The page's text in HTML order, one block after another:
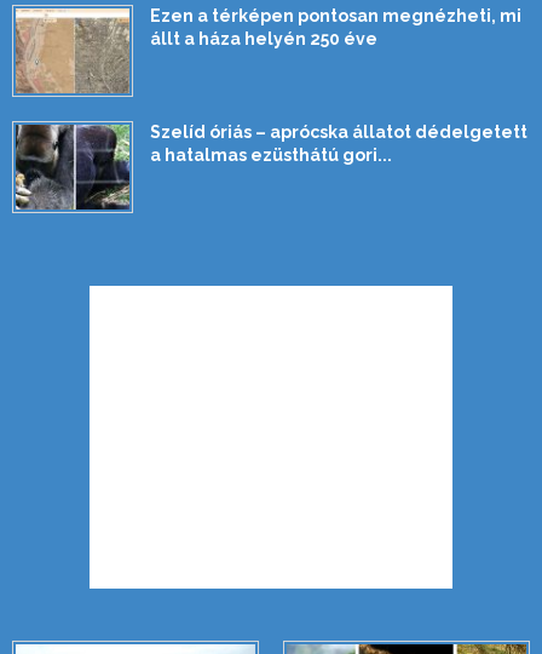
Ezen a térképen pontosan megnézheti, mi
állt a háza helyén 250 éve
Szelíd óriás – aprócska állatot dédelgetett
a hatalmas ezüsthátú gori...